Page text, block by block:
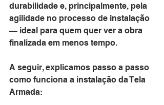
durabilidade e, principalmente, pela
agilidade no processo de instalação
— ideal para quem quer ver a obra
finalizada em menos tempo.
A seguir, explicamos passo a passo
como funciona a instalação da Tela
Armada: